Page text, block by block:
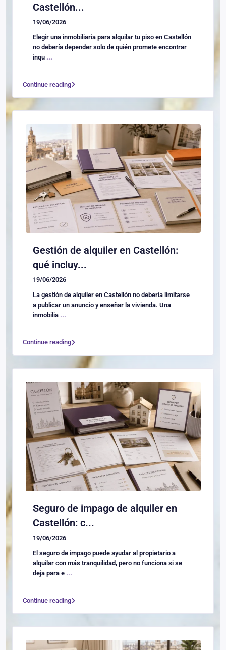
Castellón...
19/06/2026
Elegir una inmobiliaria para alquilar tu piso en Castellón
no debería depender solo de quién promete encontrar
inqu ...
Continue reading
Gestión de alquiler en Castellón:
qué incluy...
19/06/2026
La gestión de alquiler en Castellón no debería limitarse
a publicar un anuncio y enseñar la vivienda. Una
inmobilia ...
Continue reading
Seguro de impago de alquiler en
Castellón: c...
19/06/2026
El seguro de impago puede ayudar al propietario a
alquilar con más tranquilidad, pero no funciona si se
deja para e ...
Continue reading